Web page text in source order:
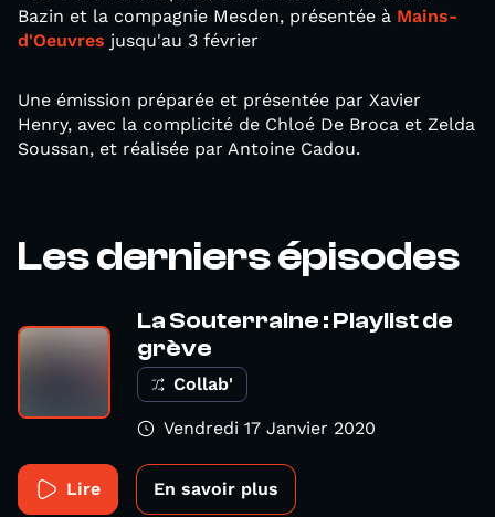
Bazin et la compagnie Mesden, présentée à Mains-
d'Oeuvres jusqu'au 3 février
Une émission préparée et présentée par Xavier
Henry, avec la complicité de Chloé De Broca et Zelda
Soussan, et réalisée par Antoine Cadou.
Les derniers épisodes
La Souterraine : Playlist de
grève
Collab'
Vendredi 17 Janvier 2020
Lire En savoir plus